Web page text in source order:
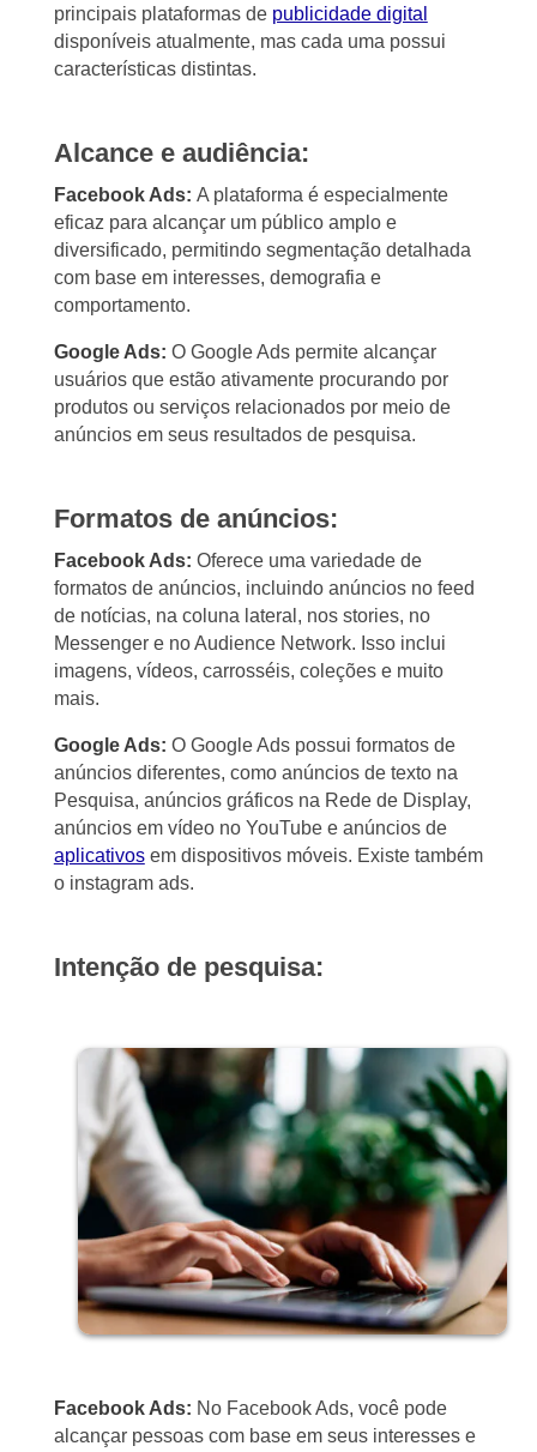
principais plataformas de publicidade digital
disponíveis atualmente, mas cada uma possui
características distintas.
Alcance e audiência:
Facebook Ads: A plataforma é especialmente
eficaz para alcançar um público amplo e
diversificado, permitindo segmentação detalhada
com base em interesses, demografia e
comportamento.
Google Ads: O Google Ads permite alcançar
usuários que estão ativamente procurando por
produtos ou serviços relacionados por meio de
anúncios em seus resultados de pesquisa.
Formatos de anúncios:
Facebook Ads: Oferece uma variedade de
formatos de anúncios, incluindo anúncios no feed
de notícias, na coluna lateral, nos stories, no
Messenger e no Audience Network. Isso inclui
imagens, vídeos, carrosséis, coleções e muito
mais.
Google Ads: O Google Ads possui formatos de
anúncios diferentes, como anúncios de texto na
Pesquisa, anúncios gráficos na Rede de Display,
anúncios em vídeo no YouTube e anúncios de
aplicativosem dispositivos móveis. Existe também
o instagram ads.
Intenção de pesquisa:
Facebook Ads: No Facebook Ads, você pode
alcançar pessoas com base em seus interesses e